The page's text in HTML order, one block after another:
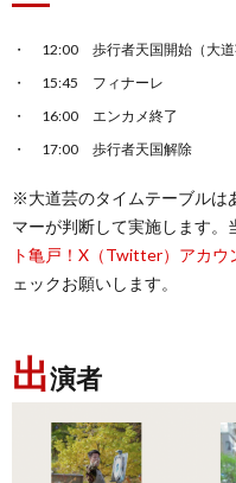
12:00 歩行者天国開始（大
15:45 フィナーレ
16:00 エンカメ終了
17:00 歩行者天国解除
※大道芸のタイムテーブルは
マーが判断して実施します。
ト亀戸！X（Twitter）アカウ
ェックお願いします。
出演者